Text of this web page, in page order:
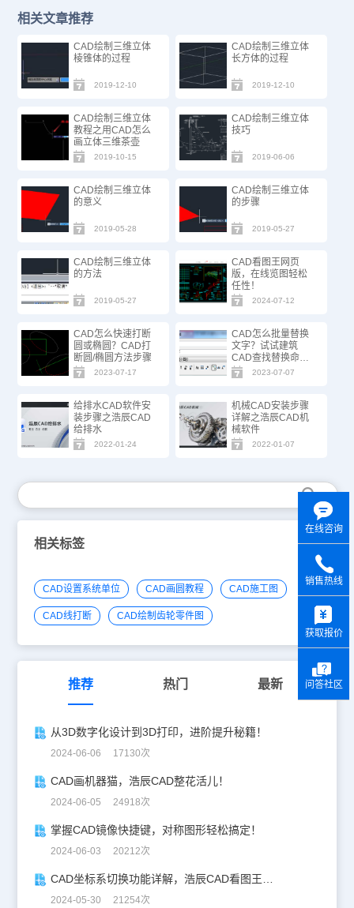
相关文章推荐
CAD绘制三维立体
棱锥体的过程
2019-12-10
CAD绘制三维立体
长方体的过程
2019-12-10
CAD绘制三维立体
教程之用CAD怎么
画立体三维茶壶
2019-10-15
CAD绘制三维立体
技巧
2019-06-06
CAD绘制三维立体
的意义
2019-05-28
CAD绘制三维立体
的步骤
2019-05-27
CAD绘制三维立体
的方法
2019-05-27
CAD看图王网页
版，在线览图轻松
任性！
2024-07-12
CAD怎么快速打断
圆或椭圆？CAD打
断圆/椭圆方法步骤
2023-07-17
CAD怎么批量替换
文字？试试建筑
CAD查找替换命
令！
2023-07-07
给排水CAD软件安
装步骤之浩辰CAD
给排水
2022-01-24
机械CAD安装步骤
详解之浩辰CAD机
械软件
2022-01-07
相关标签
CAD设置系统单位 CAD画圆教程 CAD施工图
CAD线打断 CAD绘制齿轮零件图
推荐 热门 最新
从3D数字化设计到3D打印，进阶提升秘籍！
2024-06-06 17130次
CAD画机器猫，浩辰CAD整花活儿！
2024-06-05 24918次
掌握CAD镜像快捷键，对称图形轻松搞定！
2024-06-03 20212次
CAD坐标系切换功能详解，浩辰CAD看图王让设计更自由！
2024-05-30 21254次
在线咨询
销售热线
获取报价
问答社区